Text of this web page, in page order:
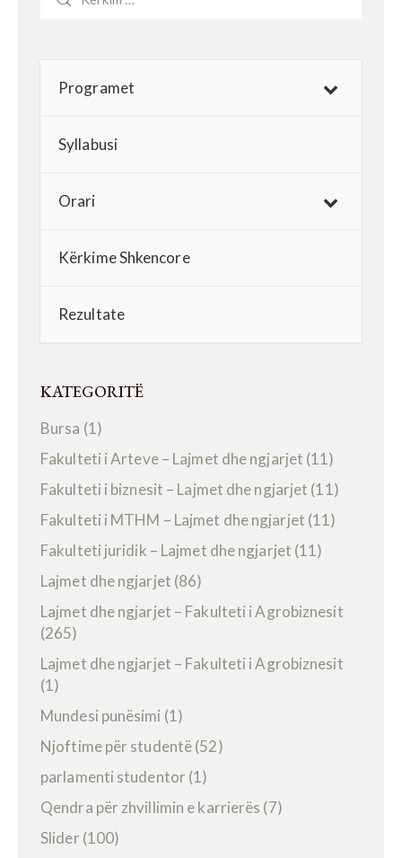
Programet
Syllabusi
Orari
Kërkime Shkencore
Rezultate
KATEGORITË
Bursa (1)
Fakulteti i Arteve – Lajmet dhe ngjarjet (11)
Fakulteti i biznesit – Lajmet dhe ngjarjet (11)
Fakulteti i MTHM – Lajmet dhe ngjarjet (11)
Fakulteti juridik – Lajmet dhe ngjarjet (11)
Lajmet dhe ngjarjet (86)
Lajmet dhe ngjarjet – Fakulteti i Agrobiznesit
(265)
Lajmet dhe ngjarjet – Fakulteti i Agrobiznesit
(1)
Mundesi punësimi (1)
Njoftime për studentë(52)
parlamenti studentor (1)
Qendra për zhvillimin e karrierës (7)
Slider (100)